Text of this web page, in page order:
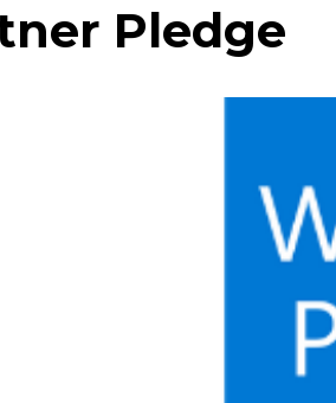
Pledge